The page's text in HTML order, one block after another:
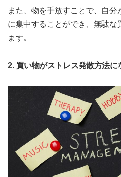
また、物を手放すことで、自
に集中することができ、無駄な
ます。
2. 買い物がストレス発散方法に